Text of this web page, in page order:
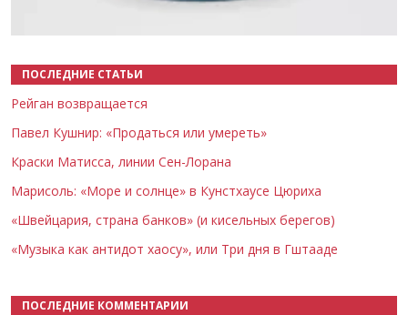
ПОСЛЕДНИЕ СТАТЬИ
Рейган возвращается
Павел Кушнир: «Продаться или умереть»
Краски Матисса, линии Сен-Лорана
Марисоль: «Море и солнце» в Кунстхаусе Цюриха
«Швейцария, страна банков» (и кисельных берегов)
«Музыка как антидот хаосу», или Три дня в Гштааде
ПОСЛЕДНИЕ КОММЕНТАРИИ